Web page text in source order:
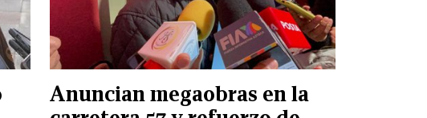
Anuncian megaobras en la